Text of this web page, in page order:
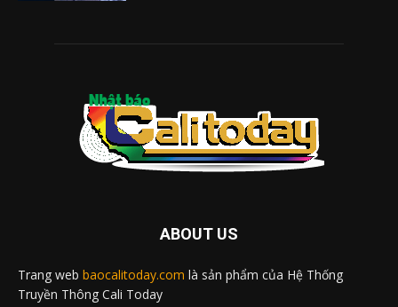
ABOUT US
Trang web baocalitoday.com là sản phẩm của Hệ Thống
Truyền Thông Cali Today